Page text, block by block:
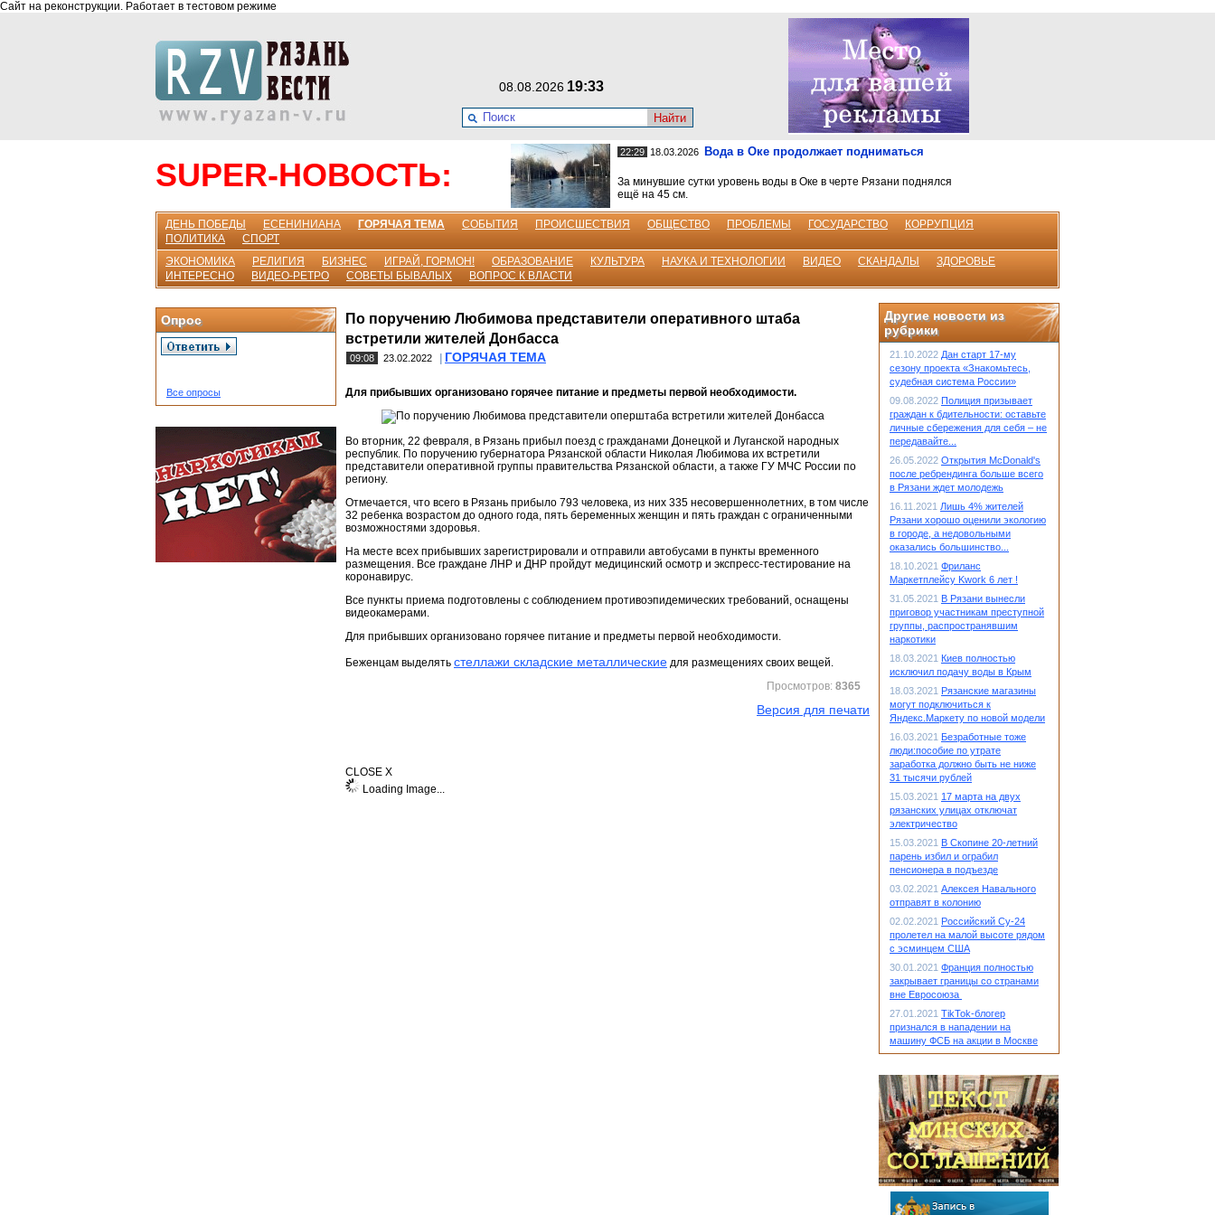
Сайт на реконструкции. Работает в тестовом режиме
08.08.2026 19:33
Найти
SUPER-НОВОСТЬ:
22:29 18.03.2026 Вода в Оке продолжает подниматься
За минувшие сутки уровень воды в Оке в черте Рязани поднялся
ещё на 45 см.
ДЕНЬ ПОБЕДЫ ЕСЕНИНИАНА ГОРЯЧАЯ ТЕМА СОБЫТИЯ ПРОИСШЕСТВИЯ ОБЩЕСТВО ПРОБЛЕМЫ ГОСУДАРСТВО
КОРРУПЦИЯ
ПОЛИТИКА
СПОРТ
ЭКОНОМИКА
РЕЛИГИЯ БИЗНЕС ИГРАЙ, ГОРМОН! ОБРАЗОВАНИЕ КУЛЬТУРА НАУКА И ТЕХНОЛОГИИ ВИДЕО СКАНДАЛЫ
ЗДОРОВЬЕ
ИНТЕРЕСНО
ВИДЕО-РЕТРО СОВЕТЫ БЫВАЛЫХ ВОПРОС К ВЛАСТИ
Опрос
Все опросы
По поручению Любимова представители оперативного штаба
встретили жителей Донбасса
09:08 23.02.2022 ГОРЯЧАЯ ТЕМА
Для прибывших организовано горячее питание и предметы первой необходимости.
Во вторник, 22 февраля, в Рязань прибыл поезд с гражданами Донецкой и Луганской народных
республик. По поручению губернатора Рязанской области Николая Любимова их встретили
представители оперативной группы правительства Рязанской области, а также ГУ МЧС России по
региону.
Отмечается, что всего в Рязань прибыло 793 человека, из них 335 несовершеннолетних, в том числе
32 ребенка возрастом до одного года, пять беременных женщин и пять граждан с ограниченными
возможностями здоровья.
На месте всех прибывших зарегистрировали и отправили автобусами в пункты временного
размещения. Все граждане ЛНР и ДНР пройдут медицинский осмотр и экспресс-тестирование на
коронавирус.
Все пункты приема подготовлены с соблюдением противоэпидемических требований, оснащены
видеокамерами.
Для прибывших организовано горячее питание и предметы первой необходимости.
Беженцам выделять стеллажи складские металлические для размещениях своих вещей.
Просмотров: 8365
Версия для печати
CLOSE X
Loading Image...
Другие новости из
рубрики
21.10.2022 Дан старт 17-му
сезону проекта «Знакомьтесь,
судебная система России»
09.08.2022 Полиция призывает
граждан к бдительности: оставьте
личные сбережения для себя – не
передавайте...
26.05.2022 Открытия McDonald's
после ребрендинга больше всего
в Рязани ждет молодежь
16.11.2021 Лишь 4% жителей
Рязани хорошо оценили экологию
в городе, а недовольными
оказались большинство...
18.10.2021 Фриланс
Маркетплейсу Kwork 6 лет !
31.05.2021 В Рязани вынесли
приговор участникам преступной
группы, распространявшим
наркотики
18.03.2021 Киев полностью
исключил подачу воды в Крым
18.03.2021 Рязанские магазины
могут подключиться к
Яндекс.Маркету по новой модели
16.03.2021 Безработные тоже
люди:пособие по утрате
заработка должно быть не ниже
31 тысячи рублей
15.03.2021 17 марта на двух
рязанских улицах отключат
электричество
15.03.2021 В Скопине 20-летний
парень избил и ограбил
пенсионера в подъезде
03.02.2021 Алексея Навального
отправят в колонию
02.02.2021 Российский Су-24
пролетел на малой высоте рядом
с эсминцем США
30.01.2021 Франция полностью
закрывает границы со странами
вне Евросоюза
27.01.2021 TikTok-блогер
признался в нападении на
машину ФСБ на акции в Москве